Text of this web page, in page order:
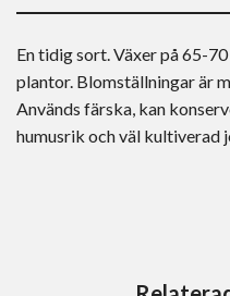
En tidig sort. Växer på 65-
plantor. Blomställningar är
Används färska, kan
humusrik och väl kultiverad